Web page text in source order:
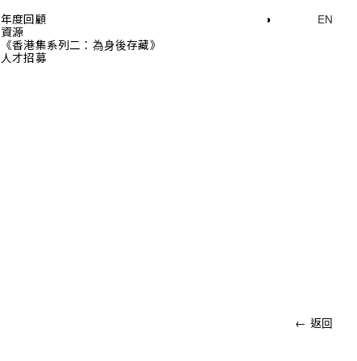
年度回顧
資源
《香港集系列二：為身後存藏》
人才招募
◑ EN
← 返回